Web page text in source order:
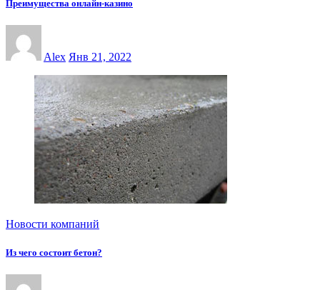
Преимущества онлайн-казинo
Alex Янв 21, 2022
Новости компаний
Из чего состоит бетон?